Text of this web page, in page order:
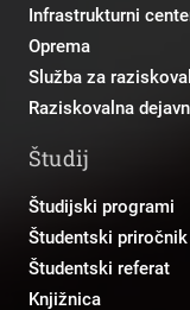
Infrastrukturni
Oprema
Služba za
Raziskovalna
Študij
Študijski programi
Študentski priročnik
Študentski referat
Knjižnica